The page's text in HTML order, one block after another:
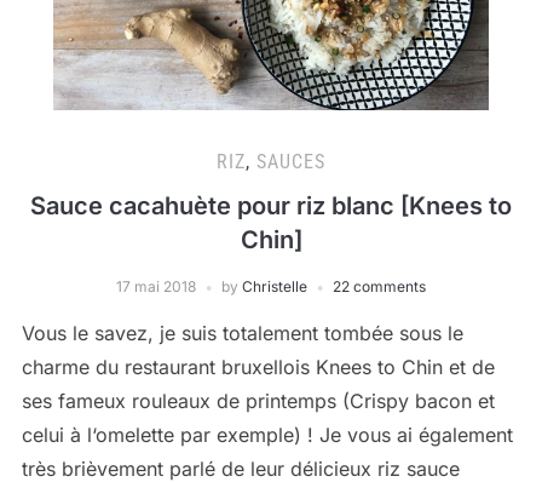
RIZ, SAUCES
Sauce cacahuète pour riz blanc [Knees to
Chin]
17 mai 2018 by Christelle 22 comments
Vous le savez, je suis totalement tombée sous le
charme du restaurant bruxellois Knees to Chin et de
ses fameux rouleaux de printemps (Crispy bacon et
celui à l‘omelette par exemple) ! Je vous ai également
très brièvement parlé de leur délicieux riz sauce